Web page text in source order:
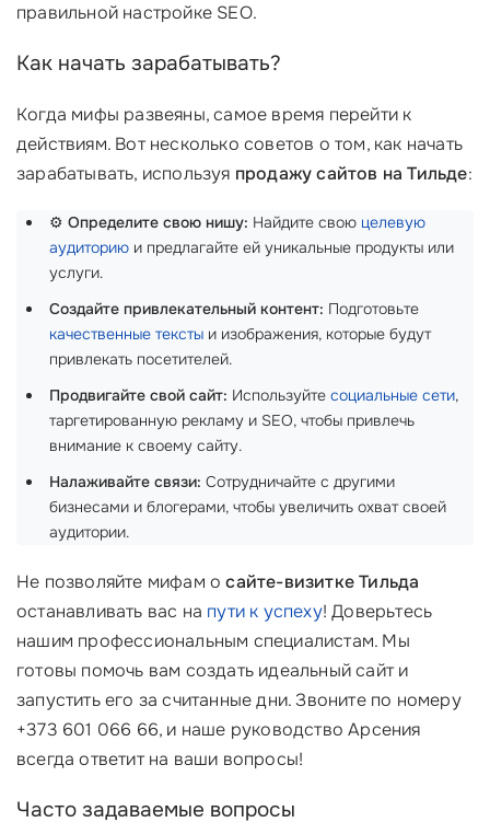
правильной настройке SEO.
Как начать зарабатывать?
Когда мифы развеяны, самое время перейти к
действиям. Вот несколько советов о том, как начать
зарабатывать, используя продажу сайтов на Тильде:
⚙️ Определите свою нишу: Найдите свою целевую
аудиторию и предлагайте ей уникальные продукты или
услуги.
Создайте привлекательный контент: Подготовьте
качественные тексты и изображения, которые будут
привлекать посетителей.
Продвигайте свой сайт: Используйте социальные сети,
таргетированную рекламу и SEO, чтобы привлечь
внимание к своему сайту.
Налаживайте связи: Сотрудничайте с другими
бизнесами и блогерами, чтобы увеличить охват своей
аудитории.
Не позволяйте мифам осайте-визитке Тильда
останавливать вас на пути к успеху! Доверьтесь
нашим профессиональным специалистам. Мы
готовы помочь вам создать идеальный сайт и
запустить его за считанные дни. Звоните по номеру
+373 601 066 66, и наше руководство Арсения
всегда ответит на ваши вопросы!
Часто задаваемые вопросы